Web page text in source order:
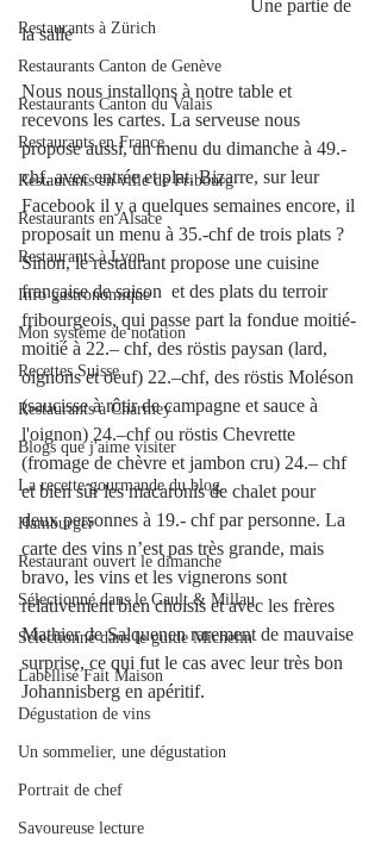
Restaurants à Zürich
Restaurants Canton de Genève
Restaurants Canton du Valais
Restaurants en France
Restaurants en ville de Fribourg
Restaurants en Alsace
Restaurants à Lyon
Info gastronomique
Mon système de notation
Recettes Suisse
Restaurants à Charmey
Blogs que j'aime visiter
La recette gourmande du blog.
Hamburger
Restaurant ouvert le dimanche
Sélectionné dans le Gault & Millau
Sélectionné dans le guide Michelin
Labellisé Fait Maison
Dégustation de vins
Un sommelier, une dégustation
Portrait de chef
Savoureuse lecture
la salle
Nous nous installons à notre table et
recevons les cartes. La serveuse nous
propose aussi, un menu du dimanche à 49.-
chf, avec entrée et plat. Bizarre, sur leur
Facebook il y a quelques semaines encore, il
proposait un menu à 35.-chf de trois plats ?
Sinon, le restaurant propose une cuisine
française de saison  et des plats du terroir
fribourgeois, qui passe part la fondue moitié-
moitié à 22.– chf, des röstis paysan (lard,
oignons et oeuf) 22.–chf, des röstis Moléson
(saucisse à rôtir de campagne et sauce à
l'oignon) 24.–chf ou röstis Chevrette
(fromage de chèvre et jambon cru) 24.– chf
et bien sûr les macaronis de chalet pour
deux personnes à 19.- chf par personne. La
carte des vins n’est pas très grande, mais
bravo, les vins et les vignerons sont
relativement bien choisis et avec les frères
Mathier de Salquenen rarement de mauvaise
surprise, ce qui fut le cas avec leur très bon
Johannisberg en apéritif.